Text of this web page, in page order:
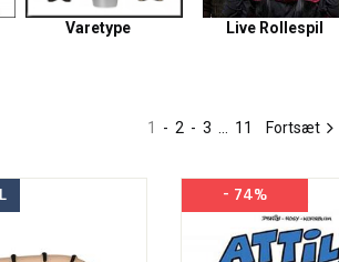
Varetype Live Rollespil
1 - 2 - 3 11 Fortsæt
- 74%